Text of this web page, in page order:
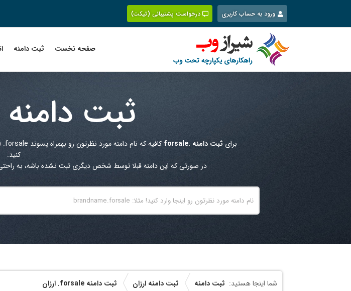
content
ورود به حساب کاربری درخواست پشتیبانی (تیکت)
صفحه نخست ثبت دامنه
ثبت دامنه
برای ثبت دامنه .forsale کافیه که نام دامنه مورد نظرتون رو بهمراه پسوند .forsale
کنید.
در صورتی که این دامنه قبلا توسط شخص دیگری ثبت نشده باشه، به
ثبت دامنه ثبت دامنه ارزان ثبت دامنه .forsale ارزان